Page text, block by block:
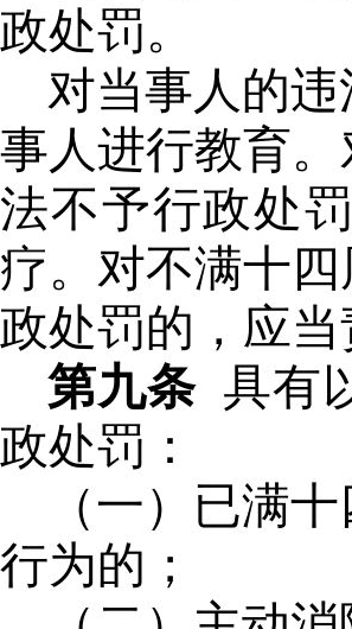
政处罚。
对当事人的
事人进行教育
法不予行政处
疗。对不满十
政处罚的，应
第九条 具有
政处罚：
（一）已满
行为的；